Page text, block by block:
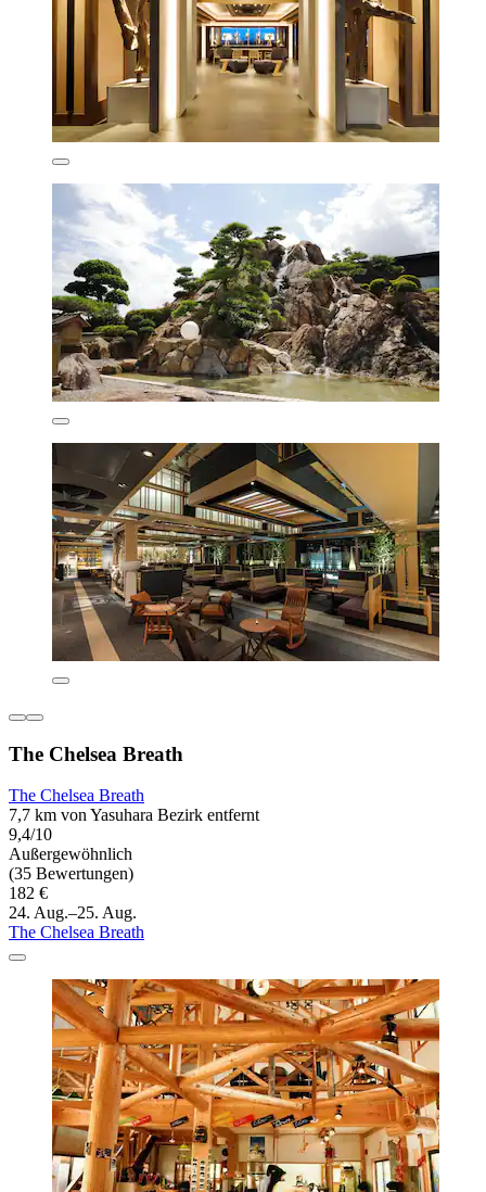
The Chelsea Breath
The Chelsea Breath
7,7 km von Yasuhara Bezirk entfernt
9,4/10
Außergewöhnlich
(35 Bewertungen)
182 €
24. Aug.–25. Aug.
The Chelsea Breath